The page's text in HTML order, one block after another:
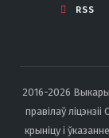
RSS
2016-2026
правілаў
крыніцу і